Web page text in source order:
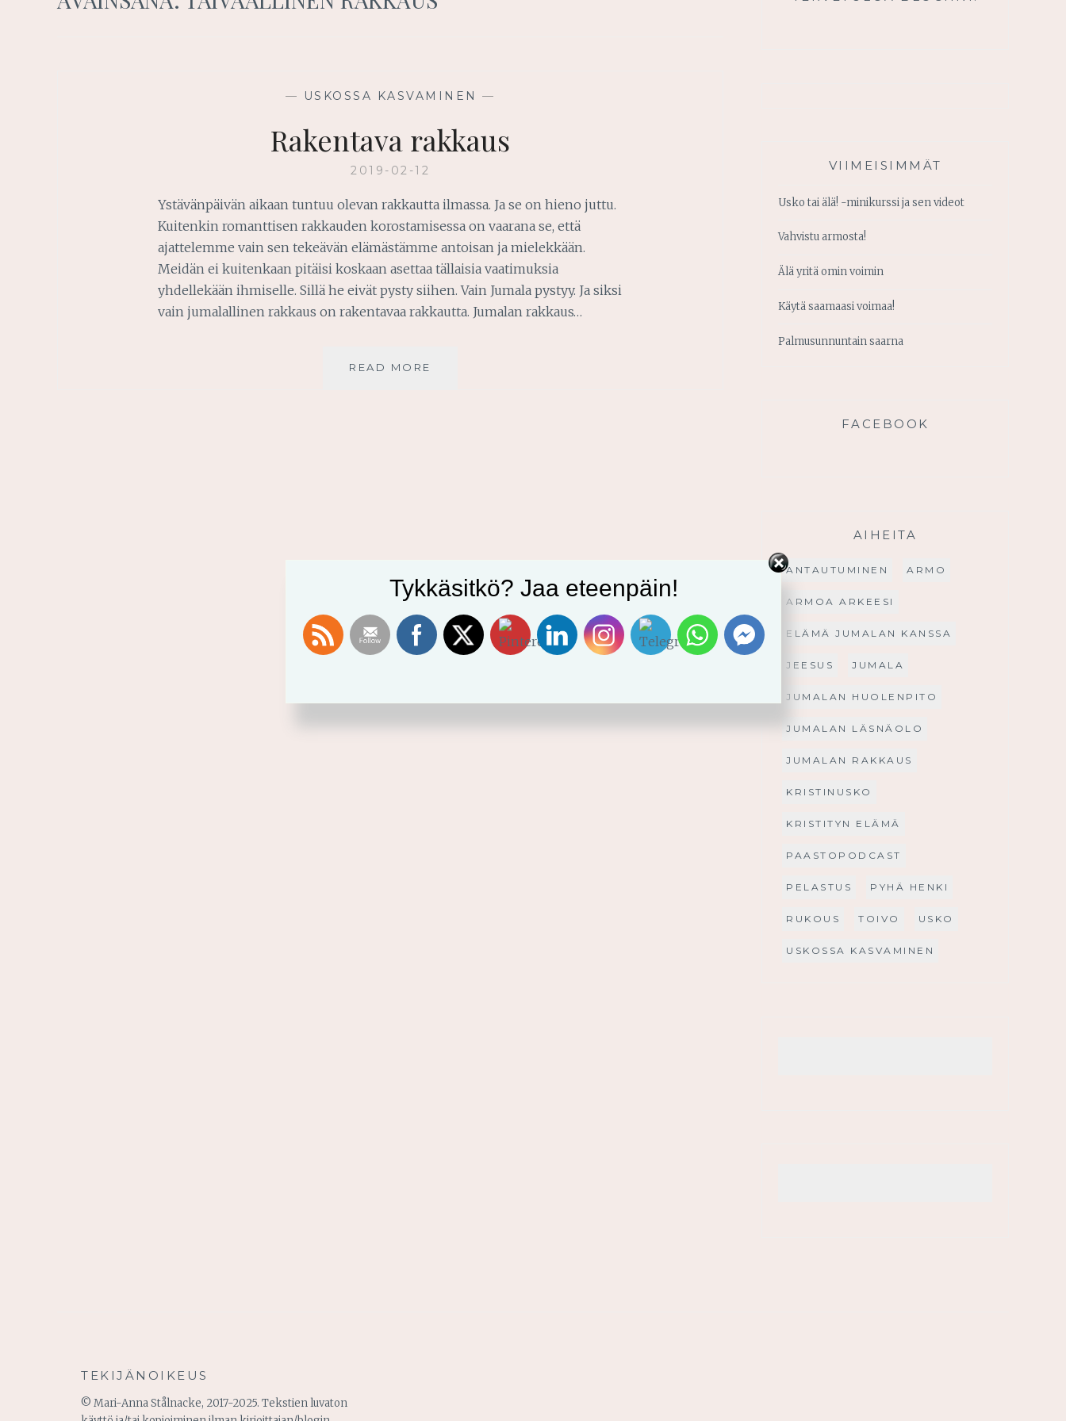
— USKOSSA KASVAMINEN —
Rakentava rakkaus
2019-02-12
Ystävänpäivän aikaan tuntuu olevan rakkautta ilmassa. Ja se on hieno juttu.
Kuitenkin romanttisen rakkauden korostamisessa on vaarana se, että
ajattelemme vain sen tekeävän elämästämme antoisan ja mielekkään.
Meidän ei kuitenkaan pitäisi koskaan asettaa tällaisia vaatimuksia
yhdellekään ihmiselle. Sillä he eivät pysty siihen. Vain Jumala pystyy. Ja siksi
vain jumalallinen rakkaus on rakentavaa rakkautta. Jumalan rakkaus…
READ MORE
VIIMEISIMMÄT
Usko tai älä! -minikurssi ja sen videot
Vahvistu armosta!
Älä yritä omin voimin
Käytä saamaasi voimaa!
Palmusunnuntain saarna
FACEBOOK
AIHEITA
ANTAUTUMINEN ARMO
ARMOA ARKEESI
ELÄMÄ JUMALAN KANSSA
JEESUS JUMALA
JUMALAN HUOLENPITO
JUMALAN LÄSNÄOLO
JUMALAN RAKKAUS
KRISTINUSKO
KRISTITYN ELÄMÄ
PAASTOPODCAST
PELASTUS PYHÄ HENKI
RUKOUS TOIVO USKO
USKOSSA KASVAMINEN
TEKIJÄNOIKEUS
© Mari-Anna Stålnacke, 2017-2025. Tekstien luvaton
Tykkäsitkö? Jaa eteenpäin!